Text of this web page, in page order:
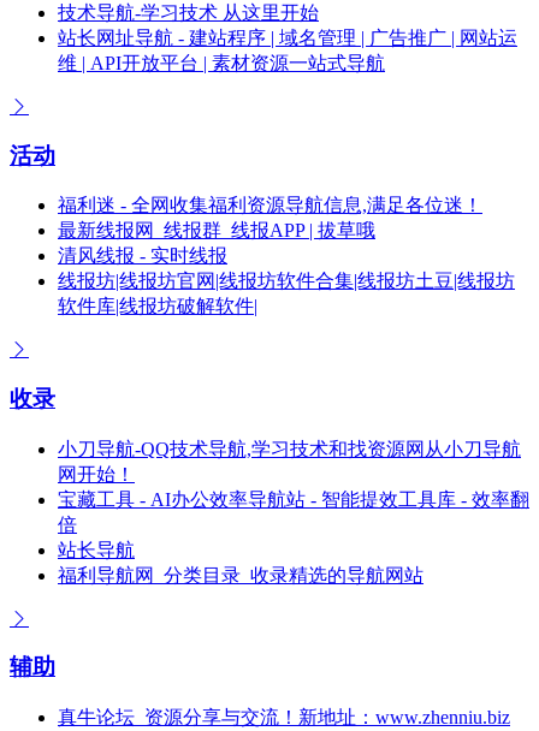
技术导航-学习技术 从这里开始
站长网址导航 - 建站程序 | 域名管理 | 广告推广 | 网站运
维 | API开放平台 | 素材资源一站式导航
活动
福利迷 - 全网收集福利资源导航信息,满足各位迷！
最新线报网_线报群_线报APP | 拔草哦
清风线报 - 实时线报
线报坊|线报坊官网|线报坊软件合集|线报坊土豆|线报坊
软件库|线报坊破解软件|
收录
小刀导航-QQ技术导航,学习技术和找资源网从小刀导航
网开始！
宝藏工具 - AI办公效率导航站 - 智能提效工具库 - 效率翻
倍
站长导航
福利导航网_分类目录_收录精选的导航网站
辅助
真牛论坛_资源分享与交流！新地址：www.zhenniu.biz